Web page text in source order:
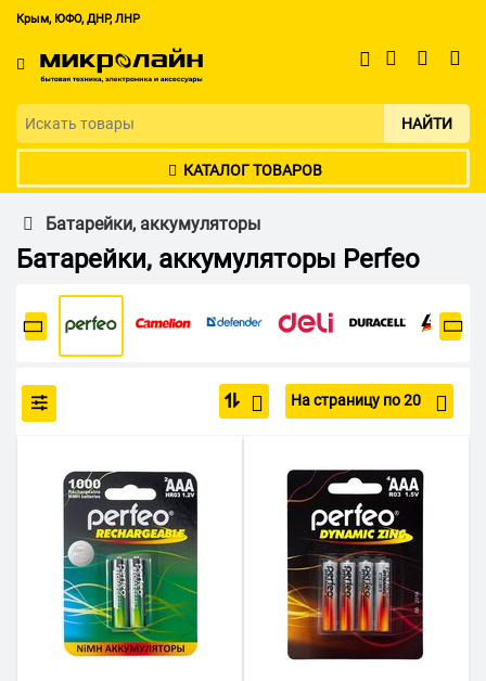
Крым, ЮФО, ДНР, ЛНР
НАЙТИ
КАТАЛОГ ТОВАРОВ
Батарейки, аккумуляторы
Батарейки, аккумуляторы Perfeo
На страницу по 20